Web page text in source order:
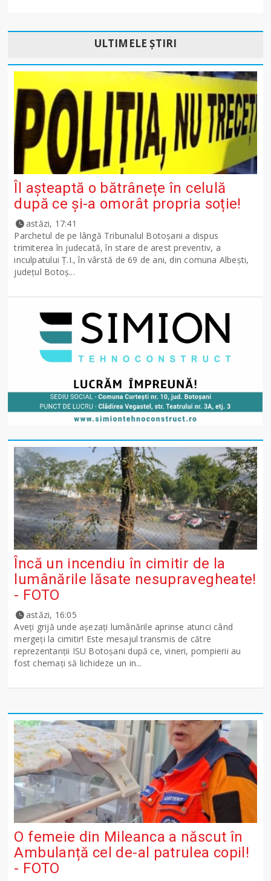
ULTIMELE ȘTIRI
Îl așteaptă o bătrânețe în celulă
după ce și-a omorât propria soție!
astăzi, 17:41
Parchetul de pe lângă Tribunalul Botoşani a dispus
trimiterea în judecată, în stare de arest preventiv, a
inculpatului Ț.I., în vârstă de 69 de ani, din comuna Albești,
județul Botoș...
Încă un incendiu în cimitir de la
lumânările lăsate nesupravegheate!
- FOTO
astăzi, 16:05
Aveți grijă unde așezați lumânările aprinse atunci când
mergeți la cimitir! Este mesajul transmis de către
reprezentanții ISU Botoșani după ce, vineri, pompierii au
fost chemați să lichideze un in...
O femeie din Mileanca a născut în
Ambulanță cel de-al patrulea copil!
- FOTO